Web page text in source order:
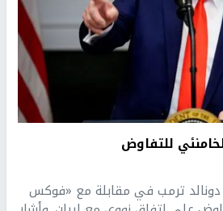
للتفاوض
دونالد ترمب في مقابلة مع «فوكس